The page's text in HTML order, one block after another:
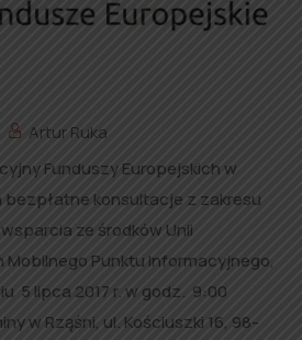
Artur Ruka
Funduszy Europejskich w
konsultacje z zakresu
ze środków Unii
Mobilnego Punktu Informacyjnego,
5 lipca 2017 r. w godz. 9:00
w Rząśni, ul. Kościuszki 16, 98-